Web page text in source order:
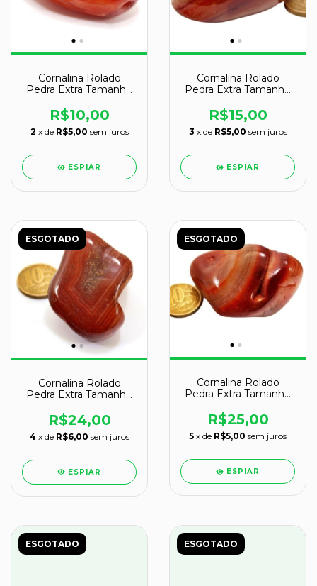
Cornalina Rolado
Pedra Extra Tamanho
126100
R$10,00
2 x de R$5,00 sem juros
ESPIAR
Cornalina Rolado
Pedra Extra Tamanho
126103
R$15,00
3 x de R$5,00 sem juros
ESPIAR
ESGOTADO
Cornalina Rolado
Pedra Extra Tamanho
126105
R$24,00
4 x de R$6,00 sem juros
ESPIAR
ESGOTADO
Cornalina Rolado
Pedra Extra Tamanho
126107
R$25,00
5 x de R$5,00 sem juros
ESPIAR
ESGOTADO ESGOTADO